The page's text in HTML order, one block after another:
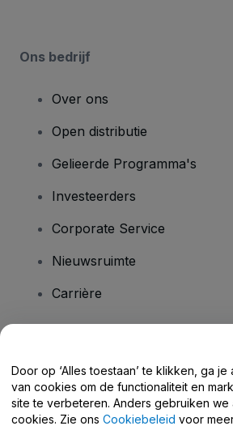
Ons bedrijf
Over ons
Open distributie
Gelieerde Programma's
Investeerders
Corporate Service
Nieuwsruimte
Carrière
Helpcentrum / Neem
Door op ‘Alles toestaan’ te klikken, ga
van cookies om de functionaliteit en
site te verbeteren. Anders gebruiken
cookies. Zie ons Cookiebeleid voor